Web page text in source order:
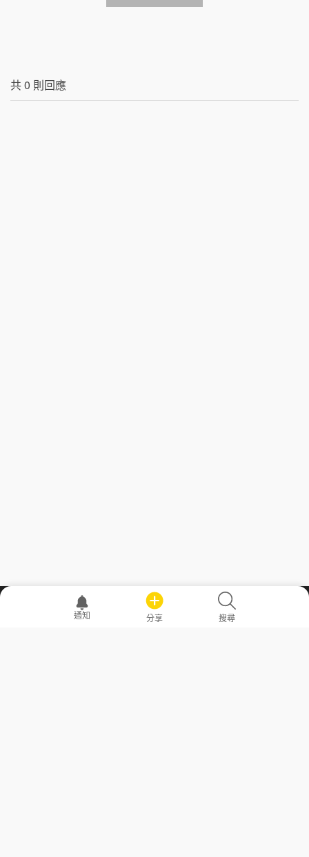
共0 則回應
職場透明化運動
通知 分享 搜尋